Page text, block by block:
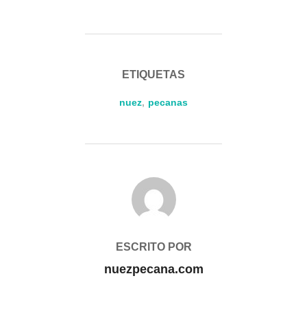
ETIQUETAS
nuez, pecanas
AUTOR DE LA ENTRADA
ESCRITO POR
nuezpecana.com